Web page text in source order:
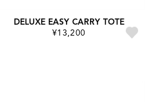
DELUXE EASY CARRY TOTE
¥13,200